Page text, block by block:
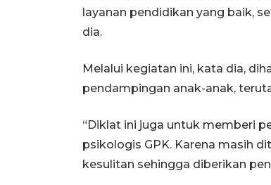
layanan pendidikan yang baik,
dia.
Melalui kegiatan ini, kata dia,
pendampingan anak-anak,
“Diklat ini juga untuk memberi
psikologis GPK. Karena masih
kesulitan sehingga diberikan